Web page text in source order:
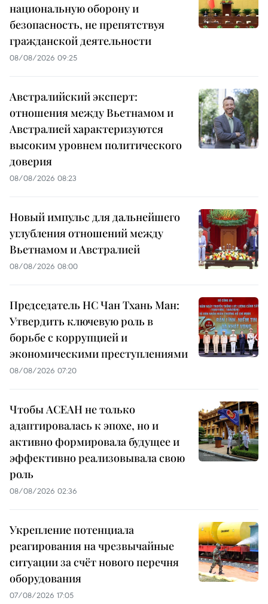
национальную оборону и
безопасность, не препятствуя
гражданской деятельности
08/08/2026 09:25
Австралийский эксперт:
отношения между Вьетнамом и
Австралией характеризуются
высоким уровнем политического
доверия
08/08/2026 08:23
Новый импульс для дальнейшего
углубления отношений между
Вьетнамом и Австралией
08/08/2026 08:00
Председатель НС Чан Тхань Ман:
Утвердить ключевую роль в
борьбе с коррупцией и
экономическими преступлениями
08/08/2026 07:20
Чтобы АСЕАН не только
адаптировалась к эпохе, но и
активно формировала будущее и
эффективно реализовывала свою
роль
08/08/2026 02:36
Укрепление потенциала
реагирования на чрезвычайные
ситуации за счёт нового перечня
оборудования
07/08/2026 17:05